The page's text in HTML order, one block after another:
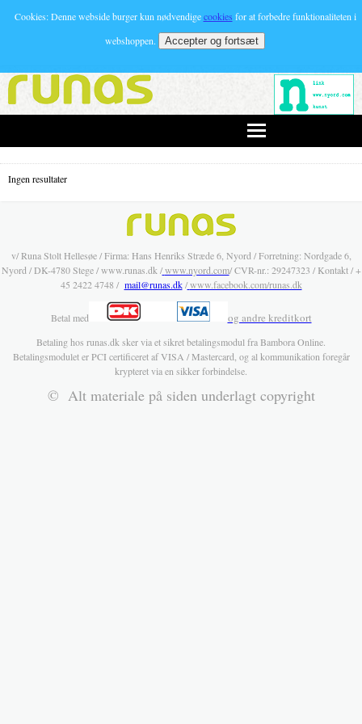
Ingen resultater
v/ Runa Stolt Hellesøe / Firma: Hans Henriks Stræde 6, Nyord / Forretning: Nordgade 6,
Nyord / DK-4780 Stege / www.runas.dk / www.nyord.com/ CVR-nr.: 29247323 / Kontakt / +
45 2422 4748 / mail@runas.dk/ www.facebook.com/runas.dk
Betal med og andre kreditkort
Betaling hos runas.dk sker via et sikret betalingsmodul fra Bambora Online.
Betalingsmodulet er PCI certificeret af VISA / Mastercard, og al kommunikation foregår
krypteret via en sikker forbindelse.
© Alt materiale på siden underlagt copyright
Cookies: Denne webside burger kun nødvendigecookies for at forbedre funktionaliteten i
webshoppen.